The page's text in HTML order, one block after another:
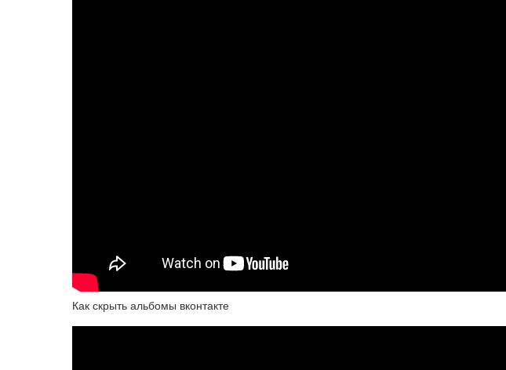
Как скрыть альбомы вконтакте